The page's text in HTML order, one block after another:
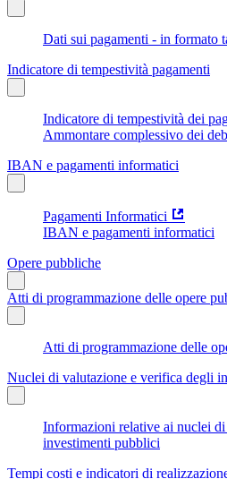
Dati sui pagamenti - in formato
Indicatore di tempestività pagamenti
Indicatore di tempestività dei
Ammontare complessivo dei
IBAN e pagamenti informatici
Pagamenti Informatici
IBAN e pagamenti informatici
Opere pubbliche
Atti di programmazione delle opere
Atti di programmazione delle
Nuclei di valutazione e verifica degli
Informazioni relative ai nuclei
investimenti pubblici
Tempi costi e indicatori di